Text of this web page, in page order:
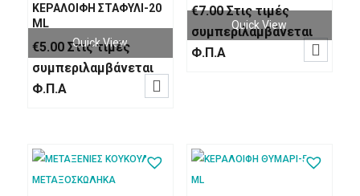
ΚΕΡΑΛΟΙΦΗ ΣΤΑΦΥΛΙ-20
ML
€5.00 Στις τιμές
συμπεριλαμβάνεται
Φ.Π.Α
Quick View

€7.00 Στις τιμές
συμπεριλαμβάνεται
Φ.Π.Α
Quick View
